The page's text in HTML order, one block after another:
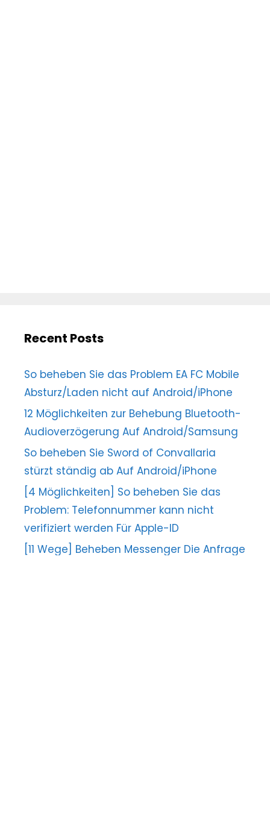
Recent Posts
So beheben Sie das Problem EA FC Mobile
Absturz/Laden nicht auf Android/iPhone
12 Möglichkeiten zur Behebung Bluetooth-
Audioverzögerung Auf Android/Samsung
So beheben Sie Sword of Convallaria
stürzt ständig ab Auf Android/iPhone
[4 Möglichkeiten] So beheben Sie das
Problem: Telefonnummer kann nicht
verifiziert werden Für Apple-ID
[11 Wege] Beheben Messenger Die Anfrage